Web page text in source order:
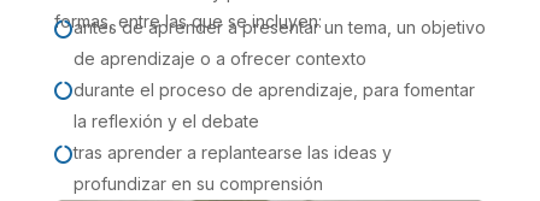
formas, entre las que se incluyen:
antes de aprender a presentar un tema, un objetivo
de aprendizaje o a ofrecer contexto
durante el proceso de aprendizaje, para fomentar
la reflexión y el debate
tras aprender a replantearse las ideas y
profundizar en su comprensión